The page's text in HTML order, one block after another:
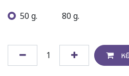
50 g. 80 g.
ห